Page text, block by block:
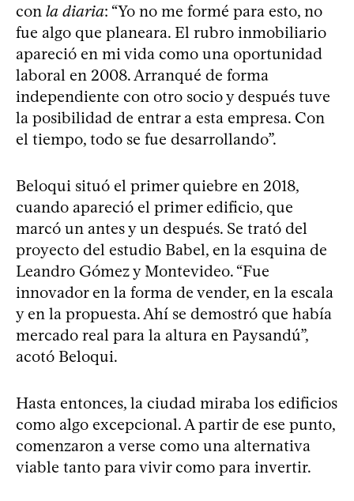
con la diaria: “Yo no me formé para esto, no
fue algo que planeara. El rubro inmobiliario
apareció en mi vida como una oportunidad
laboral en 2008. Arranqué de forma
independiente con otro socio y después tuve
la posibilidad de entrar a esta empresa. Con
el tiempo, todo se fue desarrollando”.
Beloqui situó el primer quiebre en 2018,
cuando apareció el primer edificio, que
marcó un antes y un después. Se trató del
proyecto del estudio Babel, en la esquina de
Leandro Gómez y Montevideo. “Fue
innovador en la forma de vender, en la escala
y en la propuesta. Ahí se demostró que había
mercado real para la altura en Paysandú”,
acotó Beloqui.
Hasta entonces, la ciudad miraba los edificios
como algo excepcional. A partir de ese punto,
comenzaron a verse como una alternativa
viable tanto para vivir como para invertir.